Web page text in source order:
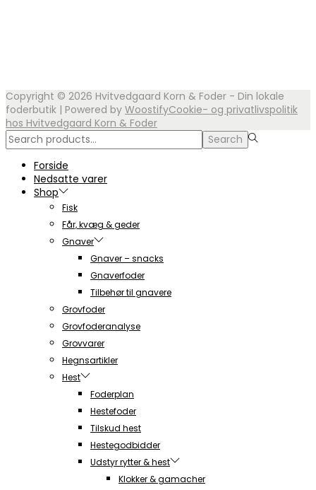
Copyright © 2026 Hvitvedgaard Korn & Foder - Din lokale
foderbutik | Powered by WoostifyCookie- og privatlivspolitik
hos Hvitvedgaard Korn & Foder
Search
for:>
Search
Forside
Nedsatte varer
Shop
Fisk
Får, kvæg & geder
Gnaver
Gnaver – snacks
Gnaverfoder
Tilbehør til gnavere
Grovfoder
Grovfoderanalyse
Grovvarer
Hegnsartikler
Hest
Foderplan
Hestefoder
Tilskud hest
Hestegodbidder
Udstyr rytter & hest
Klokker & gamacher